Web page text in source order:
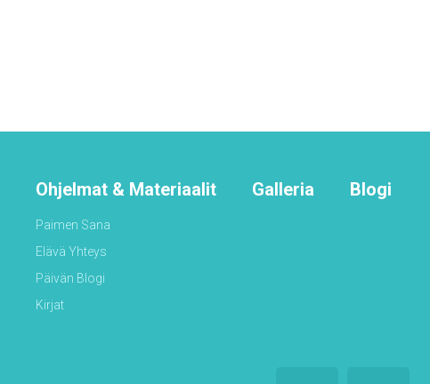
Ohjelmat & Materiaalit
Paimen Sana
Elävä Yhteys
Päivän Blogi
Kirjat
Galleria Blogi